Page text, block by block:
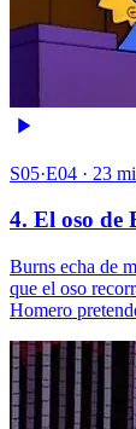
S05·E04 · 23
4. El oso de
Burns echa de
que el oso
Homero